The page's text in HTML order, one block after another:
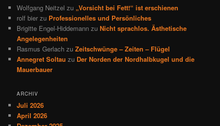
Wolfgang Neitzel zu „Vorsicht bei Fett!“ ist erschienen
rolf bier zu Professionelles und Persönliches
Brigitte Engel-Hiddemann zuNicht sprachlos. Ästhetische
Angelegenheiten
Rasmus Gerlach zuZeitschwünge – Zeiten – Flügel
Annegret Soltau zu Der Norden der Nordhalbkugel und die
Mauerbauer
ARCHIV
Juli 2026
April 2026